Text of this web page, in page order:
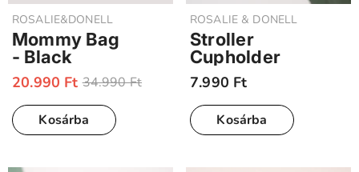
FORGALMAZÓ:
ROSALIE&DONELL
Mommy Bag
- Black
20.990 Ft 34.990 Ft
Kosárba
FORGALMAZÓ:
ROSALIE & DONELL
Stroller
Cupholder
7.990 Ft
Kosárba